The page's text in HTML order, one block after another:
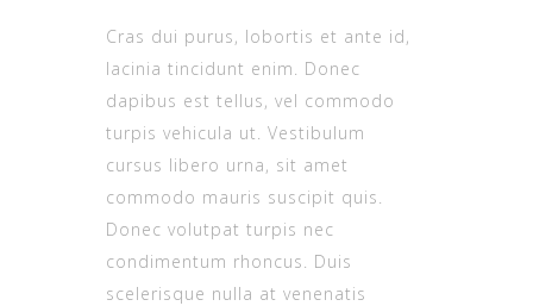
Cras dui purus, lobortis et ante id,
lacinia tincidunt enim. Donec
dapibus est tellus, vel commodo
turpis vehicula ut. Vestibulum
cursus libero urna, sit amet
commodo mauris suscipit quis.
Donec volutpat turpis nec
condimentum rhoncus. Duis
scelerisque nulla at venenatis